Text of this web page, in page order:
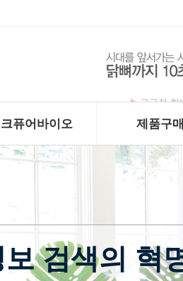
퓨어바이오
제품구매
검색의 혁